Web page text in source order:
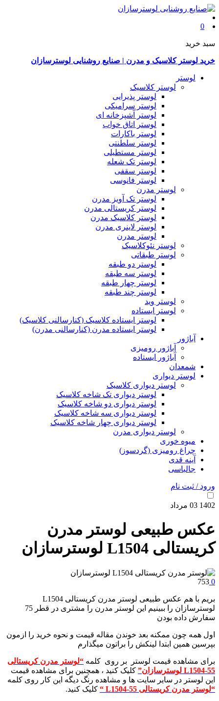
0
سبد خرید
خرید لوستر کلاسیک و مدرن | صنایع روشنایی لوسترسازان
لوستر
لوستر کلاسیک
لوستر پذیرایی
لوستر سرامیکی
لوستر آشپزخانه ای
لوستر اتاق خواب
لوستر باکارات
لوستر سلطنتی
لوستر مستطیلی
لوستر تک شعله
لوستر سقفی
لوستر فانوسی
لوستر مدرن
لوستر تک آویز مدرن
لوستر کریستالی مدرن
لوستر کلاسیک مدرن
لوستر لاینری مدرن
لوستر مدرن
لوستر نئوکلاسیک
لوستر طبقاتی
لوستر دو طبقه
لوستر سه طبقه
لوستر چهار طبقه
لوستر چند طبقه
لوستر وید
لوستر ایستاده
لوستر ایستاده کلاسیک (کنارسالنی کلاسیک)
لوستر ایستاده مدرن (کنارسالنی مدرن)
آباژور
آباژور رومیزی
آباژور ایستاده
شمعدان
لوستر دیواری
لوستر دیواری کلاسیک
لوستر دیواری تک شاخه کلاسیک
لوستر دیواری دو شاخه کلاسیک
لوستر دیواری سه شاخه کلاسیک
لوستر دیواری چهار شاخه کلاسیک
لوستر دیواری مدرن
میوه خوری
چراغ رومیزی (گردسوز)
آینه قدی
جالباسی
ورود / ثبت نام
1402
03 مرداد
عکس طبیعی لوستر مدرن
کریستالی L1504 لوسترسازان
0
753
بریم با هم عکس طبیعی لوستر مدرن کریستالی L1504
لوسترسازان را ببینیم این لوستر مدرن را مشتری در قطر 75
سفارش داده بودن
اول همه چون ممکنه بعد خوندن مقاله قیمت و نحوه خرید را ازمون
بپرسین همین ابتدا لینکش را براتون میگذارم
برای مشاهده قیمت لوستر بر روی کلمه “لوستر مدرن کریستالی
L1504-55 لوسترسازان”
کلیک کنید ، همچنین برای مشاهده قیمت
این لوستر در سایر سایت ها و مشاهده رنگ دیگه این کار روی کلمه
“لوستر مدرن کریستالی L1504-55 “
کلیک کنید.